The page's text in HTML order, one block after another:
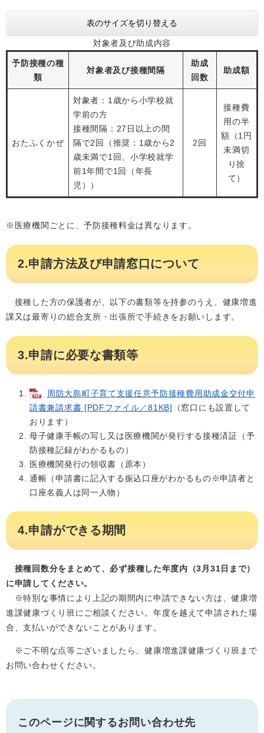
表のサイズを切り替える
対象者及び助成内容
予防接種の種
類
対象者及び接種間隔
助成
回数
助成額
おたふくかぜ
対象者：1歳から小学校就
学前の方
接種間隔：27日以上の間
隔で2回（推奨：1歳から2
歳未満で1回、小学校就学
前1年間で1回（年長
児））
2回
接種費
用の半
額（1円
未満切
り捨
て）
※医療機関ごとに、予防接種料金は異なります。
2.申請方法及び申請窓口について
接種した方の保護者が、以下の書類等を持参のうえ、健康増進
課又は最寄りの総合支所・出張所で手続きをお願いします。
3.申請に必要な書類等
周防大島町子育て支援任意予防接種費用助成金交付申
請書兼請求書 [PDFファイル／81KB]
（窓口にも設置して
おります）
母子健康手帳の写し又は医療機関が発行する接種済証（予
防接種記録がわかるもの）
医療機関発行の領収書（原本）
通帳（申請書に記入する振込口座がわかるもの※申請者と
口座名義人は同一人物）
4.申請ができる期間
接種回数分をまとめて、必ず接種した年度内（3月31日まで）
に申請してください。
※特別な事情により上記の期間内に申請できない方は、健康増
進課健康づくり班にご相談ください。年度を越えて申請された場
合、支払いができないことがあります。
※ご不明な点等ございましたら、健康増進課健康づくり班まで
お問い合わせください。
このページに関するお問い合わせ先